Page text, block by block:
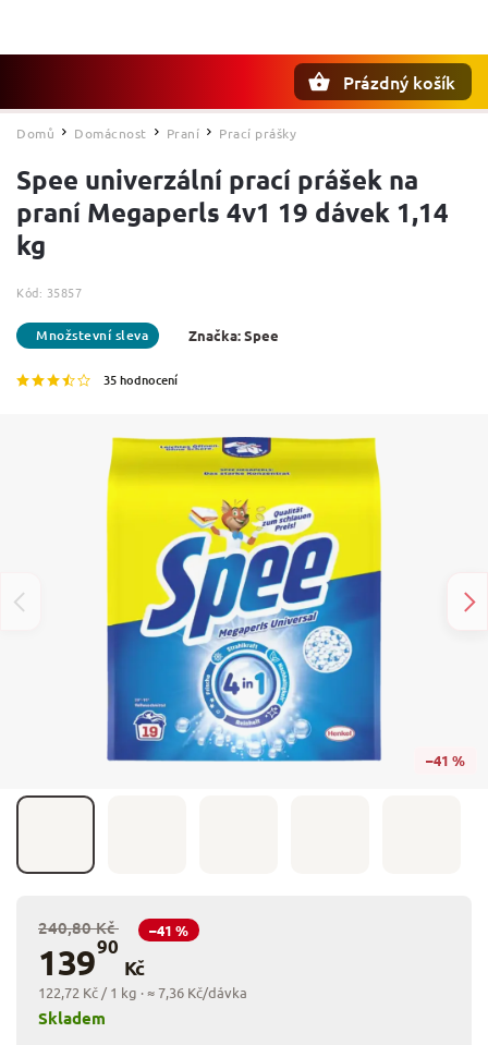
Prázdný košík
Domů / Domácnost / Praní / Prací prášky
Spee univerzální prací prášek na
praní Megaperls 4v1 19 dávek 1,14
kg
Kód: 35857
35 hodnocení
Značka:Spee
–41 %
240,80 Kč –41 %
13990
Kč
122,72 Kč / 1 kg · ≈ 7,36 Kč/dávka
Skladem